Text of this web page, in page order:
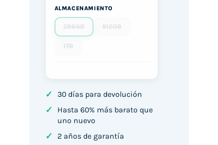
ALMACENAMIENTO
256GB 512GB
1TB
✓ 30 días para devolución
✓
Hasta 60% más barato que
uno nuevo
✓ 2 años de garantía